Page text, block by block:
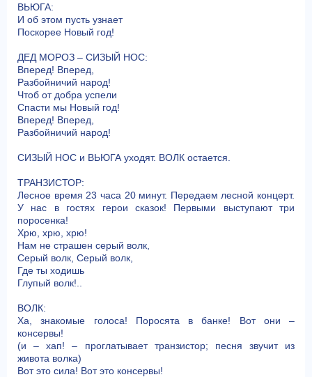
ВЬЮГА:
И об этом пусть узнает
Поскорее Новый год!
ДЕД МОРОЗ – СИЗЫЙ НОС:
Вперед! Вперед,
Разбойничий народ!
Чтоб от добра успели
Спасти мы Новый год!
Вперед! Вперед,
Разбойничий народ!
СИЗЫЙ НОС и ВЬЮГА уходят. ВОЛК остается.
ТРАНЗИСТОР:
Лесное время 23 часа 20 минут. Передаем лесной концерт.
У нас в гостях герои сказок! Первыми выступают три
поросенка!
Хрю, хрю, хрю!
Нам не страшен серый волк,
Серый волк, Серый волк,
Где ты ходишь
Глупый волк!..
ВОЛК:
Ха, знакомые голоса! Поросята в банке! Вот они –
консервы!
(и – хап! – проглатывает транзистор; песня звучит из
живота волка)
Вот это сила! Вот это консервы!